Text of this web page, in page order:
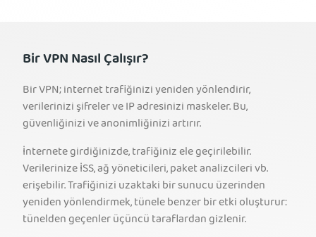
Bir VPN Nasıl Çalışır?
Bir VPN; internet trafiğinizi yeniden yönlendirir,
verilerinizi şifreler ve IP adresinizi maskeler. Bu,
güvenliğinizi ve anonimliğinizi artırır.
İnternete girdiğinizde, trafiğiniz ele geçirilebilir.
Verilerinize İSS, ağ yöneticileri, paket analizcileri vb.
erişebilir. Trafiğinizi uzaktaki bir sunucu üzerinden
yeniden yönlendirmek, tünele benzer bir etki oluşturur:
tünelden geçenler üçüncü taraflardan gizlenir.